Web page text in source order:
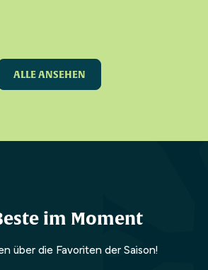
ALLE ANSEHEN
im Moment
über die Favoriten der Saison!